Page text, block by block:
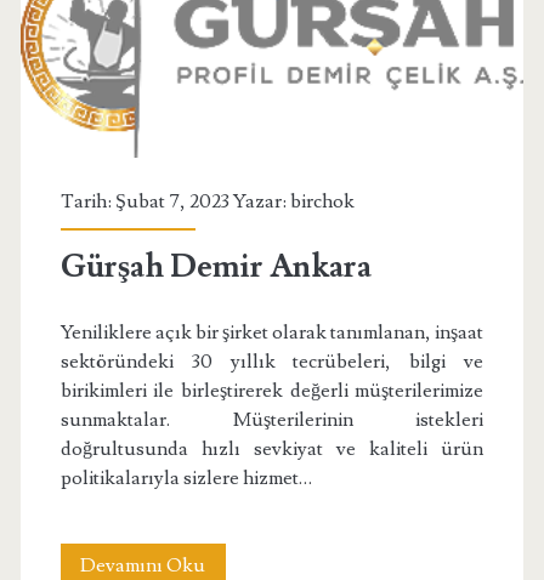
Tarih: Şubat 7, 2023 Yazar: birchok
Gürşah Demir Ankara
Yeniliklere açık bir şirket olarak tanımlanan, inşaat
sektöründeki 30 yıllık tecrübeleri, bilgi ve
birikimleri ile birleştirerek değerli müşterilerimize
sunmaktalar. Müşterilerinin istekleri
doğrultusunda hızlı sevkiyat ve kaliteli ürün
politikalarıyla sizlere hizmet…
Devamını OkuGürşah